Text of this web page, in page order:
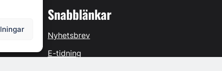
Snabblänkar
Nyhetsbrev
E-tidning